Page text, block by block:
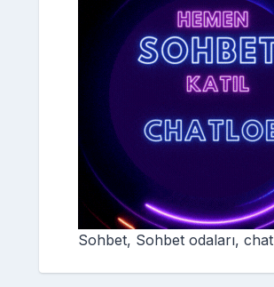
Sohbet, Sohbet odaları, chat